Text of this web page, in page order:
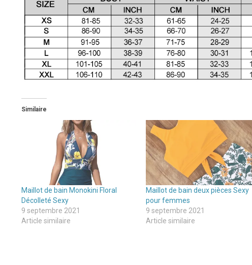
Similaire
Maillot de bain Monokini Floral
Décolleté Sexy
9 septembre 2021
Article similaire
Maillot de bain deux pièces Sexy
pour femmes
9 septembre 2021
Article similaire